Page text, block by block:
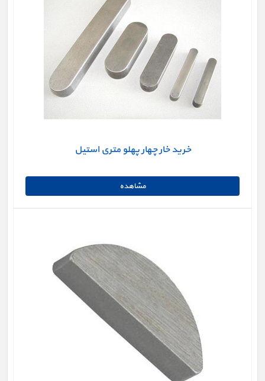
خرید خار چهار پهلو متری استیل